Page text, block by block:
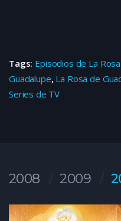
Tags: Episodios de La
Guadalupe, La Rosa de
Series de TV
2008 2009